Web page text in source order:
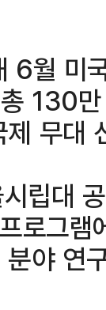
6월 미
130
무대
립대
로그램
야 연